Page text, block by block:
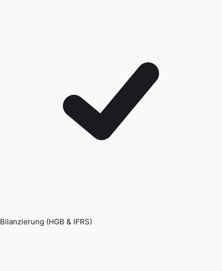
Bilanzierung (HGB & IFRS)